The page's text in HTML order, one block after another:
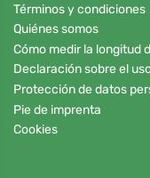
Términos y condiciones
Quiénes somos
Cómo medir la longitud
Declaración sobre el
Protección de datos
Pie de imprenta
Cookies